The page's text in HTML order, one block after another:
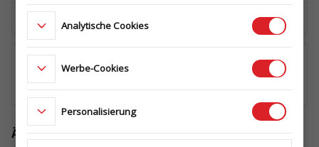
Laden Sie das technische Datenblatt herunter
Ähnliche Produkte
Analytische Cookies
Werbe-Cookies
Personalisierung